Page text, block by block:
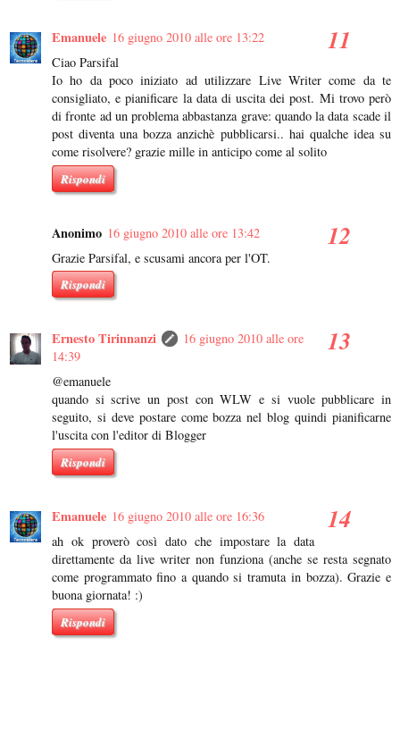
Emanuele 16 giugno 2010 alle ore 13:22
Ciao Parsifal
Io ho da poco iniziato ad utilizzare Live Writer come da te
consigliato, e pianificare la data di uscita dei post. Mi trovo però
di fronte ad un problema abbastanza grave: quando la data scade il
post diventa una bozza anzichè pubblicarsi.. hai qualche idea su
come risolvere? grazie mille in anticipo come al solito
Rispondi
Anonimo 16 giugno 2010 alle ore 13:42
Grazie Parsifal, e scusami ancora per l'OT.
Rispondi
Ernesto Tirinnanzi
16 giugno 2010 alle ore
14:39
@emanuele
quando si scrive un post con WLW e si vuole pubblicare in
seguito, si deve postare come bozza nel blog quindi pianificarne
l'uscita con l'editor di Blogger
Rispondi
Emanuele 16 giugno 2010 alle ore 16:36
ah ok proverò così dato che impostare la data
direttamente da live writer non funziona (anche se resta segnato
come programmato fino a quando si tramuta in bozza). Grazie e
buona giornata! :)
Rispondi